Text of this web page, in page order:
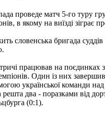
проведе матч 5-го туру
в якому на виїзді зіграє
словенська бригада суддів
працював на поєдинках
Один із них
української команди над
решта два - поразками від
(0:1).